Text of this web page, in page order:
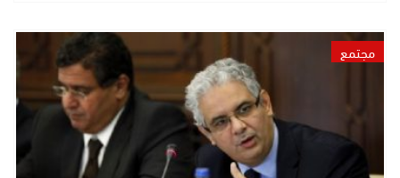
مجتمع